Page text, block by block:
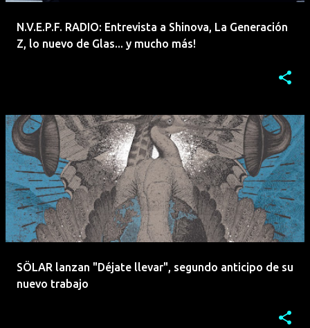
N.V.E.P.F. RADIO: Entrevista a Shinova, La Generación
Z, lo nuevo de Glas... y mucho más!
SÖLAR lanzan "Déjate llevar", segundo anticipo de su
nuevo trabajo